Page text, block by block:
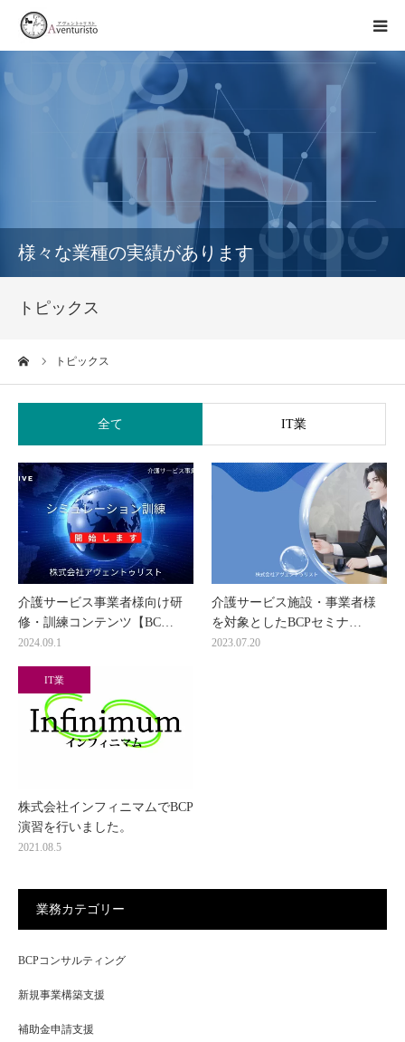
様々な業種の実績があります
トピックス
トピックス
全て IT業
介護サービス事業者様向け研
修・訓練コンテンツ【BC…
2024.09.1
介護サービス施設・事業者様
を対象としたBCPセミナ…
2023.07.20
IT業
株式会社インフィニマムでBCP
演習を行いました。
2021.08.5
業務カテゴリー
BCPコンサルティング
新規事業構築支援
補助金申請支援
事業案内
お知らせ
企業情報